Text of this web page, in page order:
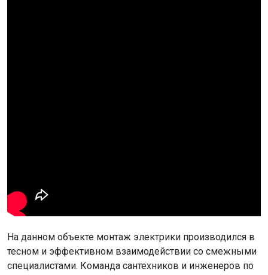
На данном объекте монтаж электрики производился в
тесном и эффективном взаимодействии со смежными
специалистами. Команда сантехников и инженеров по